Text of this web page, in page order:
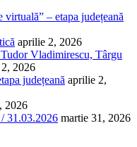
virtuală” – etapa județeană
aprilie 2, 2026
Vladimirescu, Târgu
2026
județeană aprilie 2,
2026
31.03.2026 martie 31, 2026